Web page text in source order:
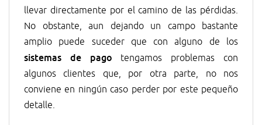
llevar directamente por el camino de las pérdidas.
No obstante, aun dejando un campo bastante
amplio puede suceder que con alguno de los
sistemas de pago tengamos problemas con
algunos clientes que, por otra parte, no nos
conviene en ningún caso perder por este pequeño
detalle.